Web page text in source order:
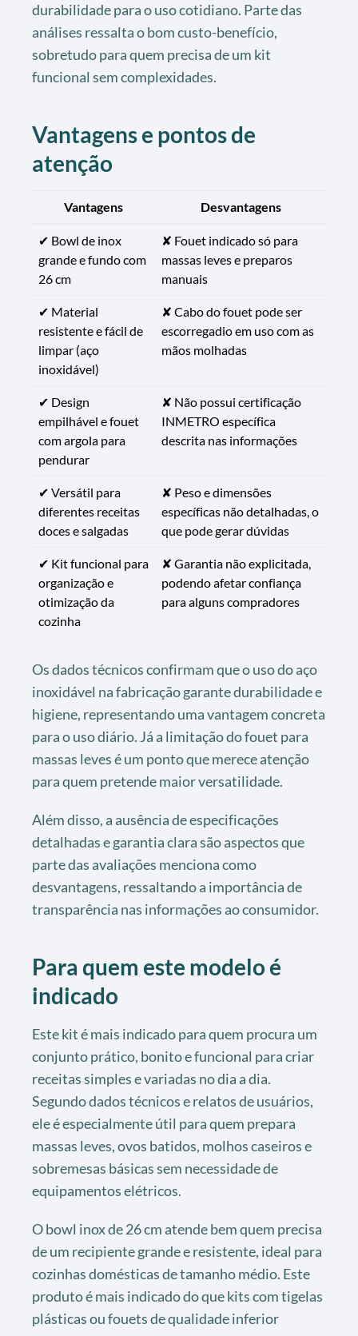
durabilidade para o uso cotidiano. Parte das
análises ressalta o bom custo-benefício,
sobretudo para quem precisa de um kit
funcional sem complexidades.
Vantagens e pontos de
atenção
Vantagens Desvantagens
✔ Bowl de inox
grande e fundo com
26 cm
✘ Fouet indicado só para
massas leves e preparos
manuais
✔ Material
resistente e fácil de
limpar (aço
inoxidável)
✘ Cabo do fouet pode ser
escorregadio em uso com as
mãos molhadas
✔ Design
empilhável e fouet
com argola para
pendurar
✘ Não possui certificação
INMETRO específica
descrita nas informações
✔ Versátil para
diferentes receitas
doces e salgadas
✘ Peso e dimensões
específicas não detalhadas, o
que pode gerar dúvidas
✔ Kit funcional para
organização e
otimização da
cozinha
✘ Garantia não explicitada,
podendo afetar confiança
para alguns compradores
Os dados técnicos confirmam que o uso do aço
inoxidável na fabricação garante durabilidade e
higiene, representando uma vantagem concreta
para o uso diário. Já a limitação do fouet para
massas leves é um ponto que merece atenção
para quem pretende maior versatilidade.
Além disso, a ausência de especificações
detalhadas e garantia clara são aspectos que
parte das avaliações menciona como
desvantagens, ressaltando a importância de
transparência nas informações ao consumidor.
Para quem este modelo é
indicado
Este kit é mais indicado para quem procura um
conjunto prático, bonito e funcional para criar
receitas simples e variadas no dia a dia.
Segundo dados técnicos e relatos de usuários,
ele é especialmente útil para quem prepara
massas leves, ovos batidos, molhos caseiros e
sobremesas básicas sem necessidade de
equipamentos elétricos.
O bowl inox de 26 cm atende bem quem precisa
de um recipiente grande e resistente, ideal para
cozinhas domésticas de tamanho médio. Este
produto é mais indicado do que kits com tigelas
plásticas ou fouets de qualidade inferior